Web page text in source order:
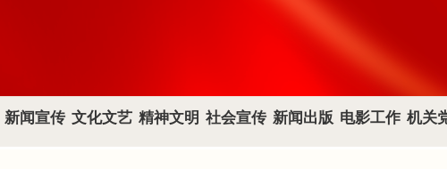
新闻宣传 文化文艺 精神文明 社会宣传 新闻出版 电影工作 机关